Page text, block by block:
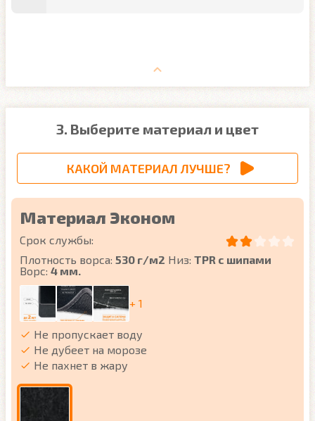
3. Выберите материал и цвет
КАКОЙ МАТЕРИАЛ ЛУЧШЕ?
Материал Эконом
Срок службы:
Плотность ворса: 530 г/м2 Низ: TPR с шипами
Ворс: 4 мм.
+ 1
Не пропускает воду
Не дубеет на морозе
Не пахнет в жару